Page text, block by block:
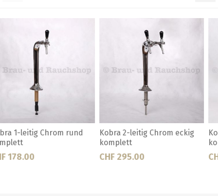
Kobra 2-leitig Chrom rund
komplett
CHF 255.00
Kobra 3-leitig Chrom rund
komplett
CHF 254.00